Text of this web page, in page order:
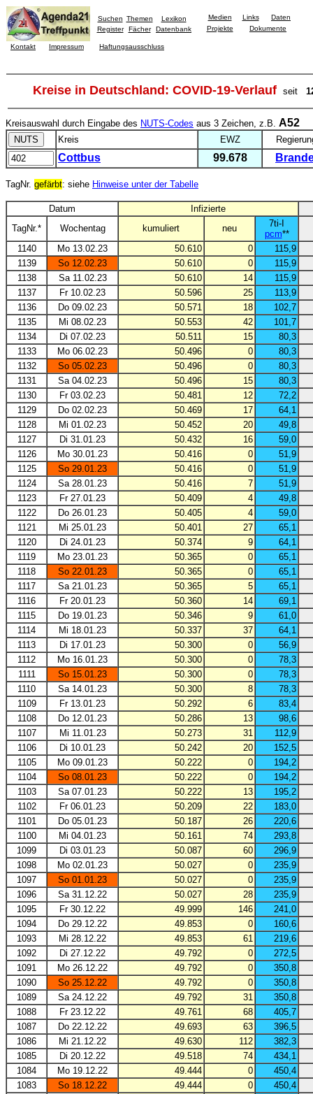
Suchen Themen
Lexikon
Register
Fächer Datenbank
Medien Links
Daten
Projekte
Dokumente
Kontakt Impressum Haftungsausschluss
Kreise in Deutschland: COVID-19-Verlauf seit
Kreisauswahl durch Eingabe des NUTS-Codes aus 3 Zeichen, z.B. A52
Kreis EWZ
Cottbus 99.678
TagNr. gefärbt: siehe Hinweise unter der Tabelle
Datum
Infizierte
TagNr.*
Wochentag kumuliert neu
7ti-I
pcm**
1140
Mo 13.02.23 50.610 0
115,9
1139
So 12.02.23 50.610 0
115,9
1138
Sa 11.02.23 50.610 14
115,9
1137
Fr 10.02.23 50.596 25
113,9
1136
Do 09.02.23 50.571 18
102,7
1135
Mi 08.02.23 50.553 42
101,7
1134
Di 07.02.23 50.511 15
80,3
1133
Mo 06.02.23 50.496 0
80,3
1132
So 05.02.23 50.496 0
80,3
1131
Sa 04.02.23 50.496 15
80,3
1130
Fr 03.02.23 50.481 12
72,2
1129
Do 02.02.23 50.469 17
64,1
1128
Mi 01.02.23 50.452 20
49,8
1127
Di 31.01.23 50.432 16
59,0
1126
Mo 30.01.23 50.416 0
51,9
1125
So 29.01.23 50.416 0
51,9
1124
Sa 28.01.23 50.416 7
51,9
1123
Fr 27.01.23 50.409 4
49,8
1122
Do 26.01.23 50.405 4
59,0
1121
Mi 25.01.23 50.401 27
65,1
1120
Di 24.01.23 50.374 9
64,1
1119
Mo 23.01.23 50.365 0
65,1
1118
So 22.01.23 50.365 0
65,1
1117
Sa 21.01.23 50.365 5
65,1
1116
Fr 20.01.23 50.360 14
69,1
1115
Do 19.01.23 50.346 9
61,0
1114
Mi 18.01.23 50.337 37
64,1
1113
Di 17.01.23 50.300 0
56,9
1112
Mo 16.01.23 50.300 0
78,3
1111
So 15.01.23 50.300 0
78,3
1110
Sa 14.01.23 50.300 8
78,3
1109
Fr 13.01.23 50.292 6
83,4
1108
Do 12.01.23 50.286 13
98,6
1107
Mi 11.01.23 50.273 31
112,9
1106
Di 10.01.23 50.242 20
152,5
1105
Mo 09.01.23 50.222 0
194,2
1104
So 08.01.23 50.222 0
194,2
1103
Sa 07.01.23 50.222 13
195,2
1102
Fr 06.01.23 50.209 22
183,0
1101
Do 05.01.23 50.187 26
220,6
1100
Mi 04.01.23 50.161 74
293,8
1099
Di 03.01.23 50.087 60
296,9
1098
Mo 02.01.23 50.027 0
235,9
1097
So 01.01.23 50.027 0
235,9
1096
Sa 31.12.22 50.027 28
235,9
1095
Fr 30.12.22 49.999 146
241,0
1094
Do 29.12.22 49.853 0
160,6
1093
Mi 28.12.22 49.853 61
219,6
1092
Di 27.12.22 49.792 0
272,5
1091
Mo 26.12.22 49.792 0
350,8
1090
So 25.12.22 49.792 0
350,8
1089
Sa 24.12.22 49.792 31
350,8
1088
Fr 23.12.22 49.761 68
405,7
1087
Do 22.12.22 49.693 63
396,5
1086
Mi 21.12.22 49.630 112
382,3
1085
Di 20.12.22 49.518 74
434,1
1084
Mo 19.12.22 49.444 0
450,4
1083
So 18.12.22 49.444 0
450,4